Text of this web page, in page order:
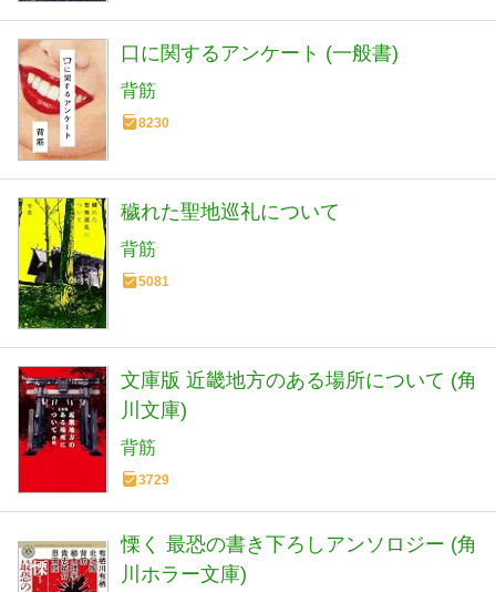
口に関するアンケート (一般書)
背筋
8230
穢れた聖地巡礼について
背筋
5081
文庫版 近畿地方のある場所について (角
川文庫)
背筋
3729
慄く 最恐の書き下ろしアンソロジー (角
川ホラー文庫)